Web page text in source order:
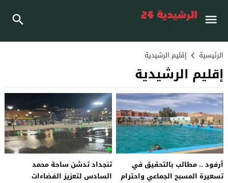
الرئيسية إقليم الرشيدية
إقليم الرشيدية
أرفود .. مطالب بالتحقيق في
تسعيرة المسبح الجماعي واحترام
تنجداد تدشن ساحة محمد
السادس لتعزيز الفضاءات